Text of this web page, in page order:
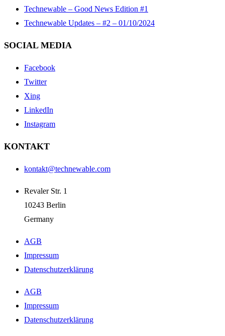
Technewable – Good News Edition #1
Technewable Updates – #2 – 01/10/2024
SOCIAL MEDIA
Facebook
Twitter
Xing
LinkedIn
Instagram
KONTAKT
kontakt@technewable.com
Revaler Str. 1
10243 Berlin
Germany
AGB
Impressum
Datenschutzerklärung
AGB
Impressum
Datenschutzerklärung